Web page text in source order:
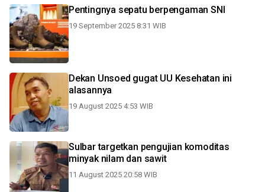
Pentingnya sepatu berpengaman SNI
19 September 2025 8:31 WIB
Dekan Unsoed gugat UU Kesehatan ini
alasannya
19 August 2025 4:53 WIB
Sulbar targetkan pengujian komoditas
minyak nilam dan sawit
11 August 2025 20:58 WIB